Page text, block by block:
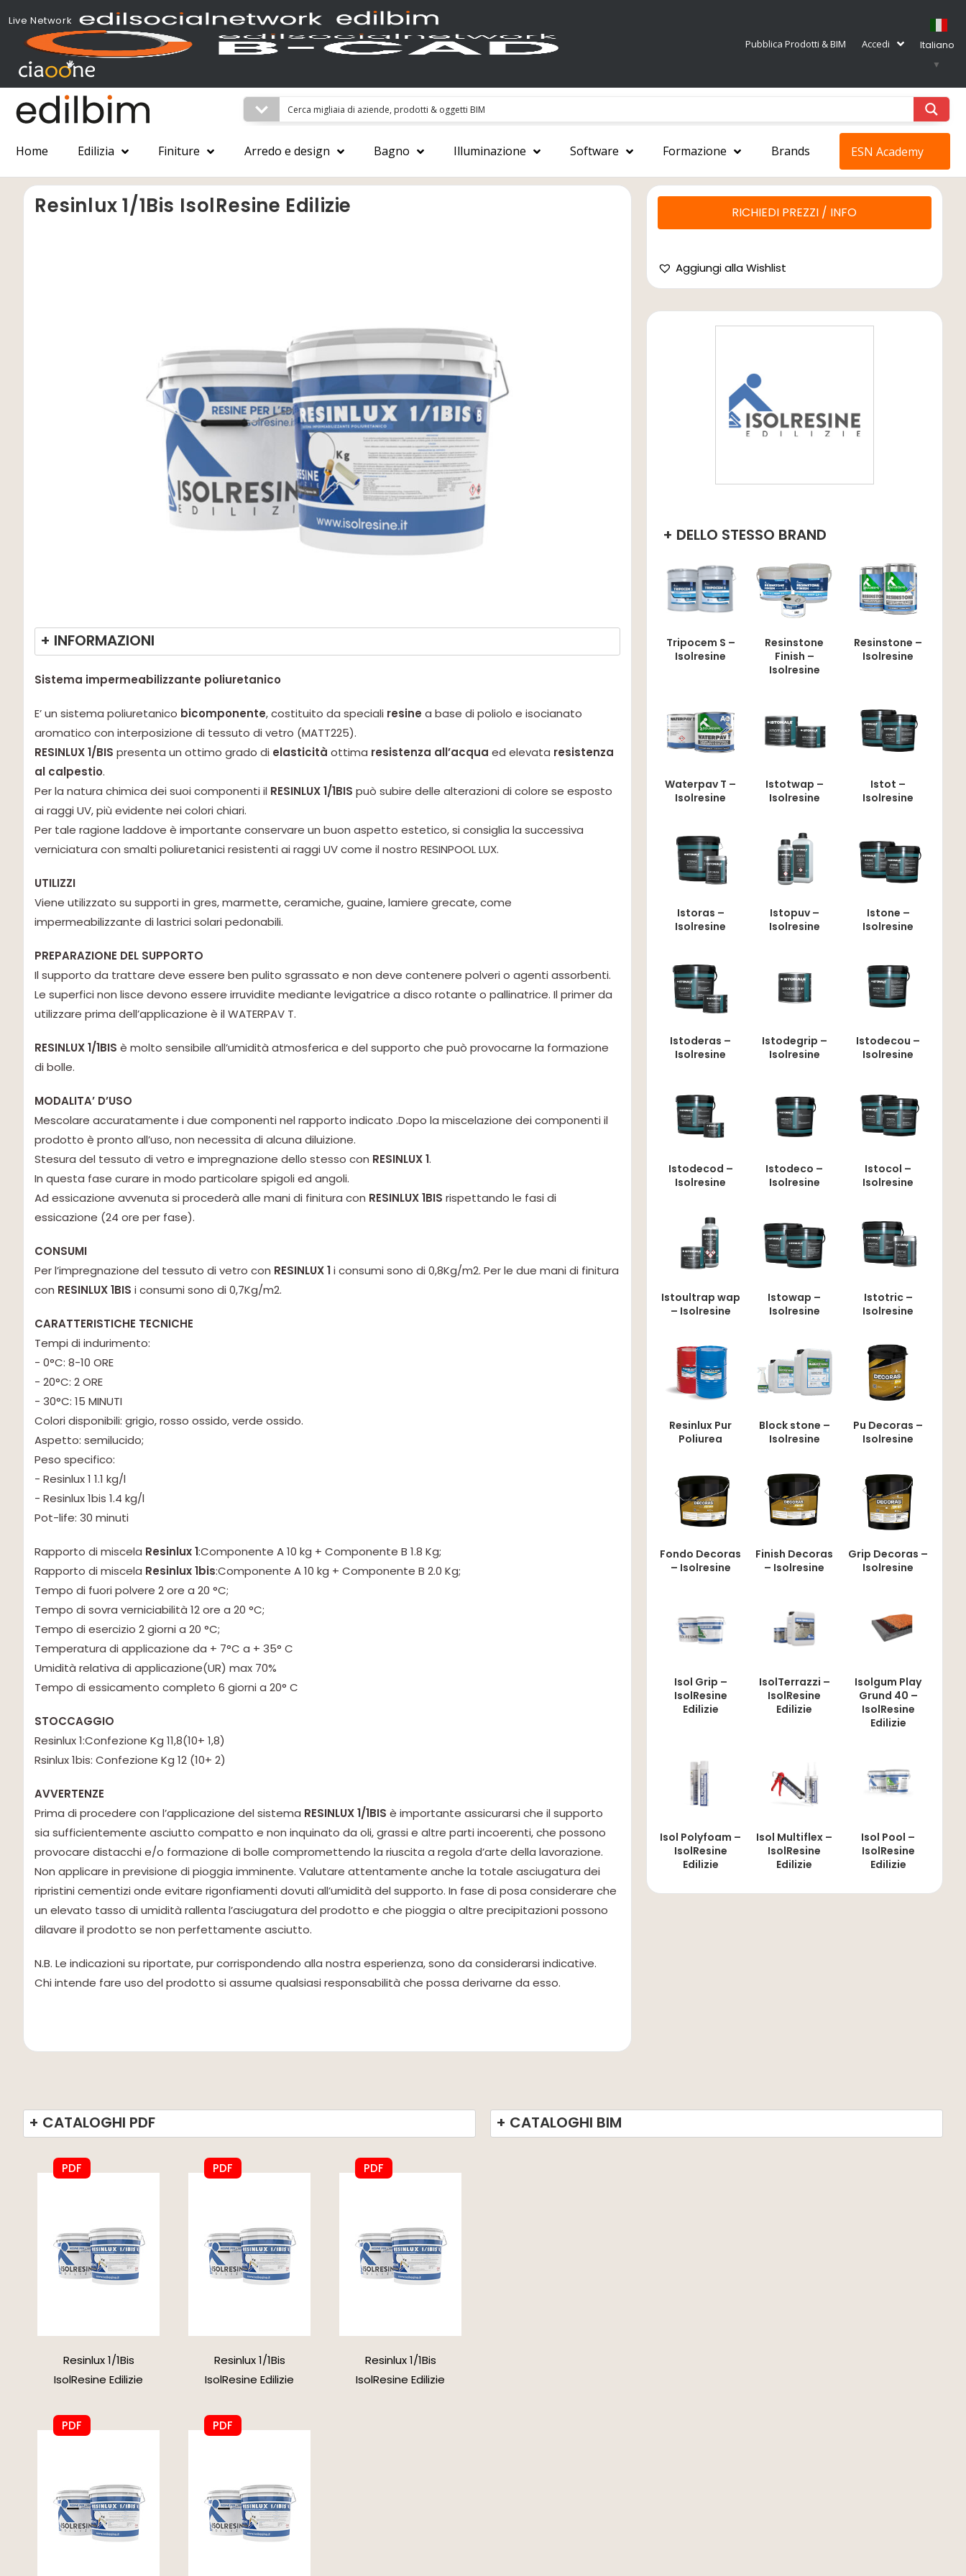
Live Network
Pubblica Prodotti & BIM Accedi
Italiano
▼
Home Edilizia Finiture Arredo e design Bagno Illuminazione Software Formazione Brands ESN Academy
Resinlux 1/1Bis IsolResine Edilizie
+ INFORMAZIONI
Sistema impermeabilizzante poliuretanico
E’ un sistema poliuretanico bicomponente, costituito da speciali resine a base di poliolo e isocianato
aromatico con interposizione di tessuto di vetro (MATT225).
RESINLUX 1/BIS presenta un ottimo grado di elasticità ottima resistenza all’acqua ed elevata resistenza
al calpestio.
Per la natura chimica dei suoi componenti il RESINLUX 1/1BIS può subire delle alterazioni di colore se esposto
ai raggi UV, più evidente nei colori chiari.
Per tale ragione laddove è importante conservare un buon aspetto estetico, si consiglia la successiva
verniciatura con smalti poliuretanici resistenti ai raggi UV come il nostro RESINPOOL LUX.
UTILIZZI
Viene utilizzato su supporti in gres, marmette, ceramiche, guaine, lamiere grecate, come
impermeabilizzante di lastrici solari pedonabili.
PREPARAZIONE DEL SUPPORTO
Il supporto da trattare deve essere ben pulito sgrassato e non deve contenere polveri o agenti assorbenti.
Le superfici non lisce devono essere irruvidite mediante levigatrice a disco rotante o pallinatrice. Il primer da
utilizzare prima dell’applicazione è il WATERPAV T.
RESINLUX 1/1BIS è molto sensibile all’umidità atmosferica e del supporto che può provocarne la formazione
di bolle.
MODALITA’ D’USO
Mescolare accuratamente i due componenti nel rapporto indicato .Dopo la miscelazione dei componenti il
prodotto è pronto all’uso, non necessita di alcuna diluizione.
Stesura del tessuto di vetro e impregnazione dello stesso con RESINLUX 1.
In questa fase curare in modo particolare spigoli ed angoli.
Ad essicazione avvenuta si procederà alle mani di finitura con RESINLUX 1BIS rispettando le fasi di
essicazione (24 ore per fase).
CONSUMI
Per l’impregnazione del tessuto di vetro con RESINLUX 1i consumi sono di 0,8Kg/m2. Per le due mani di finitura
con RESINLUX 1BIS i consumi sono di 0,7Kg/m2.
CARATTERISTICHE TECNICHE
Tempi di indurimento:
- 0°C: 8-10 ORE
- 20°C: 2 ORE
- 30°C: 15 MINUTI
Colori disponibili: grigio, rosso ossido, verde ossido.
Aspetto: semilucido;
Peso specifico:
- Resinlux 1 1.1 kg/l
- Resinlux 1bis 1.4 kg/l
Pot-life: 30 minuti
Rapporto di miscela Resinlux 1:Componente A 10 kg + Componente B 1.8 Kg;
Rapporto di miscela Resinlux 1bis:Componente A 10 kg + Componente B 2.0 Kg;
Tempo di fuori polvere 2 ore a 20 °C;
Tempo di sovra verniciabilità 12 ore a 20 °C;
Tempo di esercizio 2 giorni a 20 °C;
Temperatura di applicazione da + 7°C a + 35° C
Umidità relativa di applicazione(UR) max 70%
Tempo di essicamento completo 6 giorni a 20° C
STOCCAGGIO
Resinlux 1:Confezione Kg 11,8(10+ 1,8)
Rsinlux 1bis: Confezione Kg 12 (10+ 2)
AVVERTENZE
Prima di procedere con l’applicazione del sistema RESINLUX 1/1BIS è importante assicurarsi che il supporto
sia sufficientemente asciutto compatto e non inquinato da oli, grassi e altre parti incoerenti, che possono
provocare distacchi e/o formazione di bolle compromettendo la riuscita a regola d’arte della lavorazione.
Non applicare in previsione di pioggia imminente. Valutare attentamente anche la totale asciugatura dei
ripristini cementizi onde evitare rigonfiamenti dovuti all’umidità del supporto. In fase di posa considerare che
un elevato tasso di umidità rallenta l’asciugatura del prodotto e che pioggia o altre precipitazioni possono
dilavare il prodotto se non perfettamente asciutto.
N.B. Le indicazioni su riportate, pur corrispondendo alla nostra esperienza, sono da considerarsi indicative.
Chi intende fare uso del prodotto si assume qualsiasi responsabilità che possa derivarne da esso.
RICHIEDI PREZZI / INFO
Aggiungi alla Wishlist
+ DELLO STESSO BRAND
Tripocem S –
Isolresine
Resinstone
Finish –
Isolresine
Resinstone –
Isolresine
Waterpav T –
Isolresine
Istotwap –
Isolresine
Istot –
Isolresine
Istoras –
Isolresine
Istopuv –
Isolresine
Istone –
Isolresine
Istoderas –
Isolresine
Istodegrip –
Isolresine
Istodecou –
Isolresine
Istodecod –
Isolresine
Istodeco –
Isolresine
Istocol –
Isolresine
Istoultrap wap
– Isolresine
Istowap –
Isolresine
Istotric –
Isolresine
Resinlux Pur
Poliurea
Block stone –
Isolresine
Pu Decoras –
Isolresine
Fondo Decoras
– Isolresine
Finish Decoras
– Isolresine
Grip Decoras –
Isolresine
Isol Grip –
IsolResine
Edilizie
IsolTerrazzi –
IsolResine
Edilizie
Isolgum Play
Grund 40 –
IsolResine
Edilizie
Isol Polyfoam –
IsolResine
Edilizie
Isol Multiflex –
IsolResine
Edilizie
Isol Pool –
IsolResine
Edilizie
+ CATALOGHI PDF
PDF
Resinlux 1/1Bis
IsolResine Edilizie
PDF
Resinlux 1/1Bis
IsolResine Edilizie
PDF
Resinlux 1/1Bis
IsolResine Edilizie
PDF PDF
+ CATALOGHI BIM